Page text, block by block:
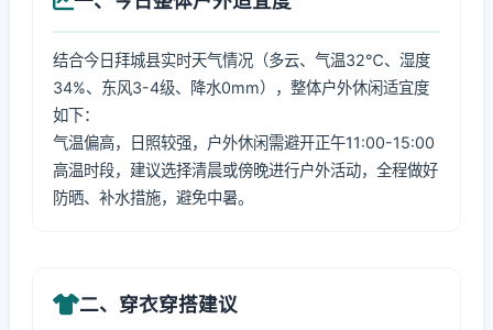
结合今日拜城县实时天气情况（多云、气温32℃、湿度
34%、东风3-4级、降水0mm），整体户外休闲适宜度
如下：
气温偏高，日照较强，户外休闲需避开正午11:00-15:00
高温时段，建议选择清晨或傍晚进行户外活动，全程做好
防晒、补水措施，避免中暑。
二、穿衣穿搭建议